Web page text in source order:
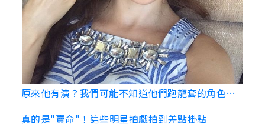
原來他有演？我們可能不知道他們跑龍套的角色…
真的是"賣命"！這些明星拍戲拍到差點掛點